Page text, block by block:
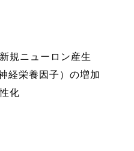
規ニューロン産生
経栄養因子）の増加
化